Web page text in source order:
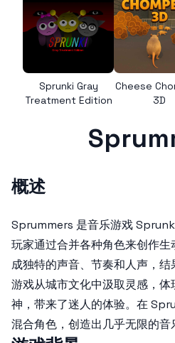
Sprunki Gray
Treatment Edition
Cheese
3D
概述
Sprummers 是音乐游戏
玩家通过合并各种角色来创作
成独特的声音、节奏和人声，结
游戏从城市文化中汲取灵感，
神，带来了迷人的体验。在
混合角色，创造出几乎无限的音